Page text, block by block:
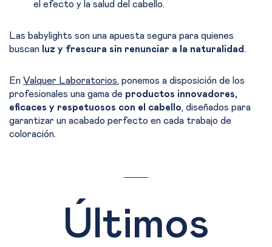
el efecto y la salud del cabello.
Las babylights son una apuesta segura para quienes
buscan luz y frescura sin renunciar a la naturalidad .
En Valquer Laboratorios, ponemos a disposición de los
profesionales una gama de productos innovadores,
eficaces y respetuosos con el cabello, diseñados para
garantizar un acabado perfecto en cada trabajo de
coloración.
Últimos